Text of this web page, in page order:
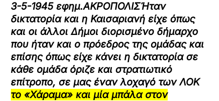
3-5-1945 εφημ.ΑΚΡΟΠΟΛΙΣΉταν
δικτατορία και η Καισαριανή είχε όπως
και οι άλλοι Δήμοι διορισμένο δήμαρχο
που ήταν και ο πρόεδρος της ομάδας και
επίσης όπως είχε κάνει η δικτατορία σε
κάθε ομάδα όριζε και στρατιωτικό
επίτροπο, σε μας έναν λοχαγό των ΛΟΚ
το «Χάραμα» και μία μπάλα στον